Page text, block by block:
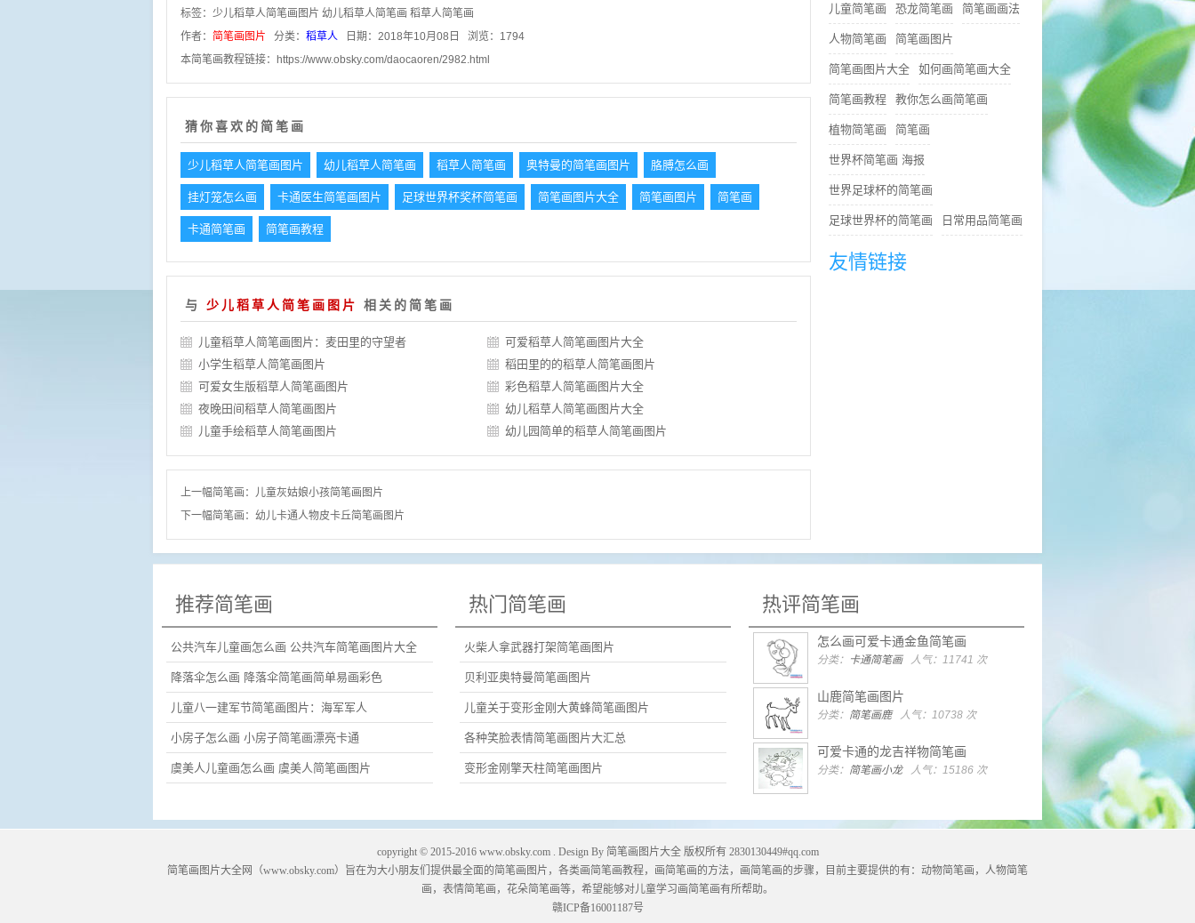
标签： 少儿稻草人简笔画图片 幼儿稻草人简笔画 稻草人简笔画
作者： 简笔画图片 分类： 稻草人 日期：2018年10月08日 浏览：1794
本简笔画教程链接：
https://www.obsky.com/daocaoren/2982.html
猜你喜欢的简笔画
少儿稻草人简笔画图片 幼儿稻草人简笔画 稻草人简笔画 奥特曼的简笔画图片 胳膊怎么画
挂灯笼怎么画 卡通医生简笔画图片 足球世界杯奖杯简笔画 简笔画图片大全 简笔画图片 简笔画
卡通简笔画 简笔画教程
与 少儿稻草人简笔画图片 相关的简笔画
儿童稻草人简笔画图片：麦田里的守望者
可爱稻草人简笔画图片大全
小学生稻草人简笔画图片
稻田里的的稻草人简笔画图片
可爱女生版稻草人简笔画图片
彩色稻草人简笔画图片大全
夜晚田间稻草人简笔画图片
幼儿稻草人简笔画图片大全
儿童手绘稻草人简笔画图片
幼儿园简单的稻草人简笔画图片
上一幅简笔画：
儿童灰姑娘小孩简笔画图片
下一幅简笔画： 幼儿卡通人物皮卡丘简笔画图片
儿童简笔画 恐龙简笔画 简笔画画法
人物简笔画 简笔画图片
简笔画图片大全 如何画简笔画大全
简笔画教程 教你怎么画简笔画
植物简笔画 简笔画
世界杯简笔画 海报
世界足球杯的简笔画
足球世界杯的简笔画 日常用品简笔画
友情链接
推荐简笔画
公共汽车儿童画怎么画 公共汽车简笔画图片大全
降落伞怎么画 降落伞简笔画简单易画彩色
儿童八一建军节简笔画图片：海军军人
小房子怎么画 小房子简笔画漂亮卡通
虞美人儿童画怎么画 虞美人简笔画图片
热门简笔画
火柴人拿武器打架简笔画图片
贝利亚奥特曼简笔画图片
儿童关于变形金刚大黄蜂简笔画图片
各种笑脸表情简笔画图片大汇总
变形金刚擎天柱简笔画图片
热评简笔画
怎么画可爱卡通金鱼简笔画
分类： 卡通简笔画人气：11741 次
山鹿简笔画图片
分类： 简笔画鹿人气：10738 次
可爱卡通的龙吉祥物简笔画
分类： 简笔画小龙人气：15186 次
copyright © 2015-2016 www.obsky.com. Design By 简笔画图片大全版权所有 2830130449#qq.com
简笔画 图片大全网（www.obsky.com）旨在为大小朋友们提供最全面的简笔画图片，各类画简笔画教程，画简笔画的方法，画简笔画的步骤，目前主要提供的有： 动物简笔画 ， 人物简笔
画 ，表情简笔画， 花朵简笔画等，希望能够对儿童学习画简笔画有所帮助。
赣ICP备16001187号